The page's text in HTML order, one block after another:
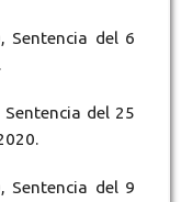
Sentencia del 6
Sentencia del 25
Sentencia del 9